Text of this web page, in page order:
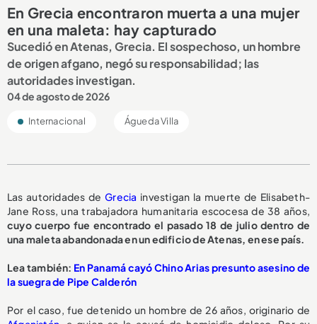
En Grecia encontraron muerta a una mujer
en una maleta: hay capturado
Sucedió en Atenas, Grecia. El sospechoso, un hombre
de origen afgano, negó su responsabilidad; las
autoridades investigan.
04 de agosto de 2026
Internacional Águeda Villa
Las autoridades deGrecia investigan la muerte de Elisabeth-
Jane Ross, una trabajadora humanitaria escocesa de 38 años,
cuyo cuerpo fue encontrado el pasado 18 de julio dentro de
una maleta abandonada en un edificio de Atenas, en ese país.
Lea también: En Panamá cayó Chino Arias presunto asesino de
la suegra de Pipe Calderón
Por el caso, fue detenido un hombre de 26 años, originario de